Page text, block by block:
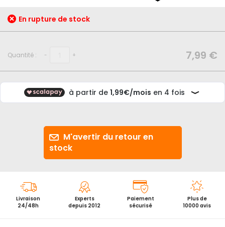
de
la
En rupture de stock
Quantité : - + 7,99 €
M'avertir du retour en
stock
Livraison
24/48h
Experts
depuis 2012
Paiement
sécurisé
Plus de
10000 avis